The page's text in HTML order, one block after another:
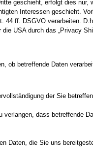
geschieht, erfolgt dies
Interessen geschieht.
44 ff. DSGVO verarbeiten.
USA durch das „Privacy
ob betreffende Daten
der Sie
dass betreffende
Daten, die Sie uns